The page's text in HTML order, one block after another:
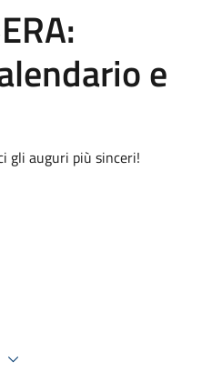
e
gli auguri più sinceri!